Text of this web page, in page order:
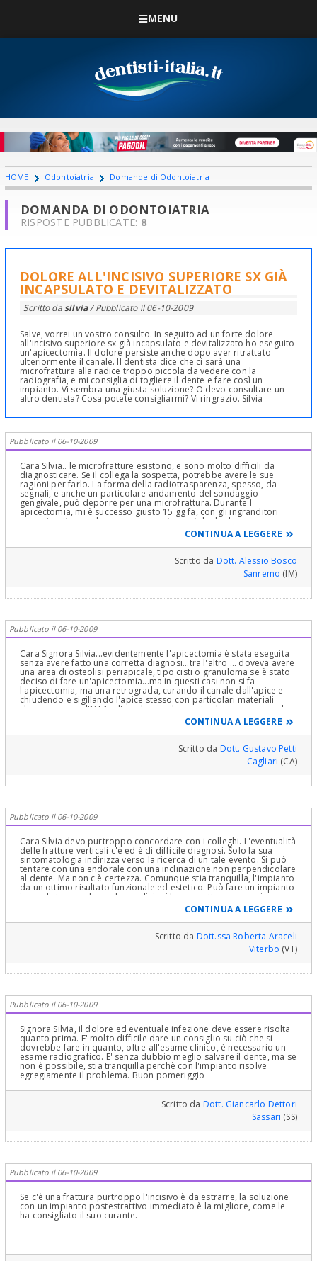
MENU
HOME Odontoiatria Domande di Odontoiatria
DOMANDA DI ODONTOIATRIA
RISPOSTE PUBBLICATE: 8
DOLORE ALL'INCISIVO SUPERIORE SX GIÀ
INCAPSULATO E DEVITALIZZATO
Scritto dasilvia/ Pubblicato il06-10-2009
Salve, vorrei un vostro consulto. In seguito ad un forte dolore
all'incisivo superiore sx già incapsulato e devitalizzato ho eseguito
un'apicectomia. Il dolore persiste anche dopo aver ritrattato
ulteriormente il canale. Il dentista dice che ci sarà una
microfrattura alla radice troppo piccola da vedere con la
radiografia, e mi consiglia di togliere il dente e fare così un
impianto. Vi sembra una giusta soluzione? O devo consultare un
altro dentista? Cosa potete consigliarmi? Vi ringrazio. Silvia
Pubblicato il 06-10-2009
Cara Silvia.. le microfratture esistono, e sono molto difficili da
diagnosticare. Se il collega la sospetta, potrebbe avere le sue
ragioni per farlo. La forma della radiotrasparenza, spesso, da
segnali, e anche un particolare andamento del sondaggio
gengivale, può deporre per una microfrattura. Durante l'
apicectomia, mi è successo giusto 15 gg fa, con gli ingranditori
sono riuscito a vederne una con certezza, tale da dover
interrompere l' intervento e cambiare la terapia. Una frattura
verticale non può essere gestita, il dente in tal caso è da estrarre e
sostituire con un impianto. Buona giornata!
CONTINUA A LEGGERE
Scritto da Dott. Alessio Bosco
Sanremo (IM)
Pubblicato il 06-10-2009
Cara Signora Silvia...evidentemente l'apicectomia è stata eseguita
senza avere fatto una corretta diagnosi...tra l'altro ... doveva avere
una area di osteolisi periapicale, tipo cisti o granuloma se è stato
deciso di fare un'apicectomia...ma in questi casi non si fa
l'apicectomia, ma una retrograda, curando il canale dall'apice e
chiudendo e sigillando l'apice stesso con particolari materiali
chirurgici come l'MTA o l'amalgama d'argento chirurgica priva di
zinco ... in ogni caso essendo stata vista dal chirurgo la parte
apicale della radice... bastava estendere un po' l'accesso ad essa
verso la sua superficie coronale e poi dal lembo di accesso che in
questo caso sarebbe stato un lembo totale e non quello che si fa
ad U di regola per una retrograda (o per chi ancora usa
metodiche scomparse da oltre 30 anni, una apicectomia)...dicevo
sintomi così eclattanti...se li desse...sarebbe non micro ma macro
e soprattutto scomposta anche se micro e quindi visibile se non
ad una Rx endorale ad una TAC molto sofisticata per avere tagli Rx
tanto vicini da evidenziare una microfrattura...che se composta
può essere curata...quindi ci andrei molto cauto
...personalmente...nell'estrarre il dente ..molto cauto...e solo con
una diagnosi certa e con la diagnosi che non si possa
assolotamente recuperare il dente...cosa
rarissima!!!...Cordialmente Gustavo Petti, Parodontologo in
Cagliari, Riabilitazioni Orali Complete in Casi Clinici Complessi.
CONTINUA A LEGGERE
Scritto da Dott. Gustavo Petti
Cagliari (CA)
Pubblicato il 06-10-2009
Cara Silvia devo purtroppo concordare con i colleghi. L'eventualità
delle fratture verticali c'è ed è di difficile diagnosi. Solo la sua
sintomatologia indirizza verso la ricerca di un tale evento. Si può
tentare con una endorale con una inclinazione non perpendicolare
al dente. Ma non c'è certezza. Comunque stia tranquilla, l'impianto
da un ottimo risultato funzionale ed estetico. Può fare un impianto
immediato e anche, se le condizioni lo permettono, un carico
CONTINUA A LEGGERE
Scritto da Dott.ssa Roberta Araceli
Viterbo (VT)
Pubblicato il 06-10-2009
Signora Silvia, il dolore ed eventuale infezione deve essere risolta
quanto prima. E' molto difficile dare un consiglio su ciò che si
dovrebbe fare in quanto, oltre all'esame clinico, è necessario un
esame radiografico. E' senza dubbio meglio salvare il dente, ma se
non è possibile, stia tranquilla perchè con l'impianto risolve
egregiamente il problema. Buon pomeriggio
Scritto da Dott. Giancarlo Dettori
Sassari (SS)
Pubblicato il 06-10-2009
Se c'è una frattura purtroppo l'incisivo è da estrarre, la soluzione
con un impianto postestrattivo immediato è la migliore, come le
ha consigliato il suo curante.